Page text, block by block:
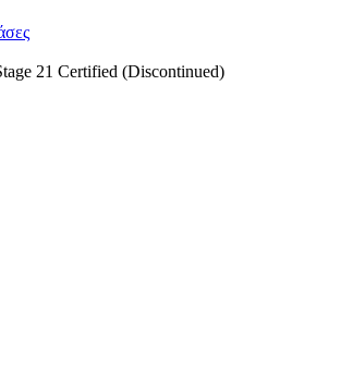
21 Certified (Discontinued)